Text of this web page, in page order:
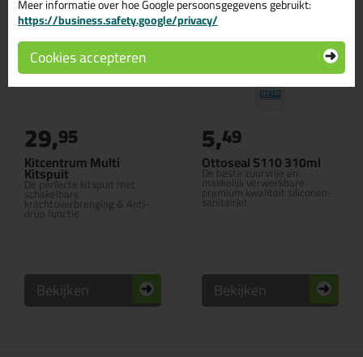
Kitcentrum Multi
Kitspuit
De perfecte kitspuit met
schakelbare
krachtoverbrenging & Anti-
drup functie
29,95
Bekijken
Ottoseal S110 310ml
De beste zuurvrije en
makkelijk verwerkbare
premium kwaliteit siliconen-
sanitairkit
5,49
Bekijken
Meer informatie over hoe Google persoonsgegevens gebruikt:
https://business.safety.google/privacy/
Cookies accepteren